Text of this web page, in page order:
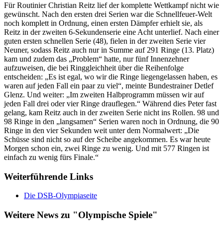
Für Routinier Christian Reitz lief der komplette Wettkampf nicht wie
gewünscht. Nach den ersten drei Serien war die Schnellfeuer-Welt
noch komplett in Ordnung, einen ersten Dämpfer erhielt sie, als
Reitz in der zweiten 6-Sekundenserie eine Acht unterlief. Nach einer
guten ersten schnellen Serie (48), fielen in der zweiten Serie vier
Neuner, sodass Reitz auch nur in Summe auf 291 Ringe (13. Platz)
kam und zudem das „Problem“ hatte, nur fünf Innenzehner
aufzuweisen, die bei Ringgleichheit über die Reihenfolge
entscheiden: „Es ist egal, wo wir die Ringe liegengelassen haben, es
waren auf jeden Fall ein paar zu viel“, meinte Bundestrainer Detlef
Glenz. Und weiter: „Im zweiten Halbprogramm müssen wir auf
jeden Fall drei oder vier Ringe drauflegen.“ Während dies Peter fast
gelang, kam Reitz auch in der zweiten Serie nicht ins Rollen. 98 und
98 Ringe in den „langsamen“ Serien waren noch in Ordnung, die 90
Ringe in den vier Sekunden weit unter dem Normalwert: „Die
Schüsse sind nicht so auf der Scheibe angekommen. Es war heute
Morgen schon ein, zwei Ringe zu wenig. Und mit 577 Ringen ist
einfach zu wenig fürs Finale.“
Weiterführende Links
Die DSB-Olympiaseite
Weitere News zu "Olympische Spiele"